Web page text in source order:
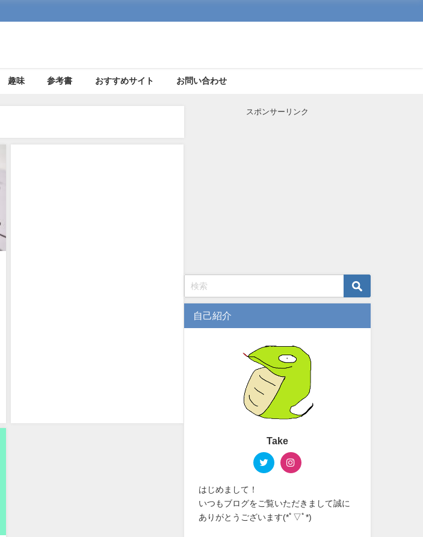
趣味 参考書 おすすめサイト お問い合わせ
スポンサーリンク
自己紹介
Take
はじめまして！
いつもブログをご覧いただきまして誠に
ありがとうございます(*ﾟ▽ﾟ*)